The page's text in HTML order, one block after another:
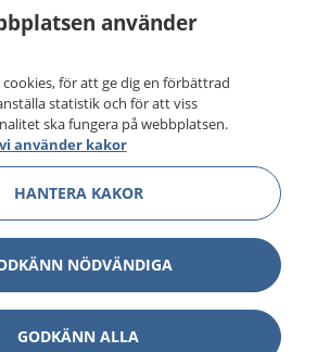
använder
för att ge dig en förbättrad
statistik och för att viss
ska fungera på webbplatsen.
använder kakor
HANTERA KAKOR
NÖDVÄNDIGA
GODKÄNN ALLA